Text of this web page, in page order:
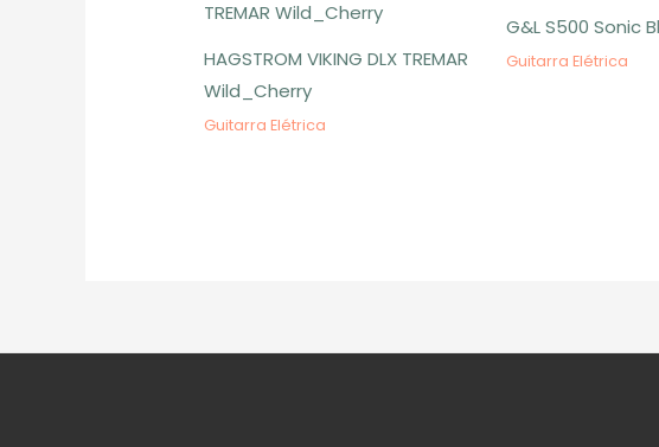
HAGSTROM VIKING DLX TREMAR
Wild_Cherry
Guitarra Elétrica
G&L S500 Sonic
Guitarra Elétrica